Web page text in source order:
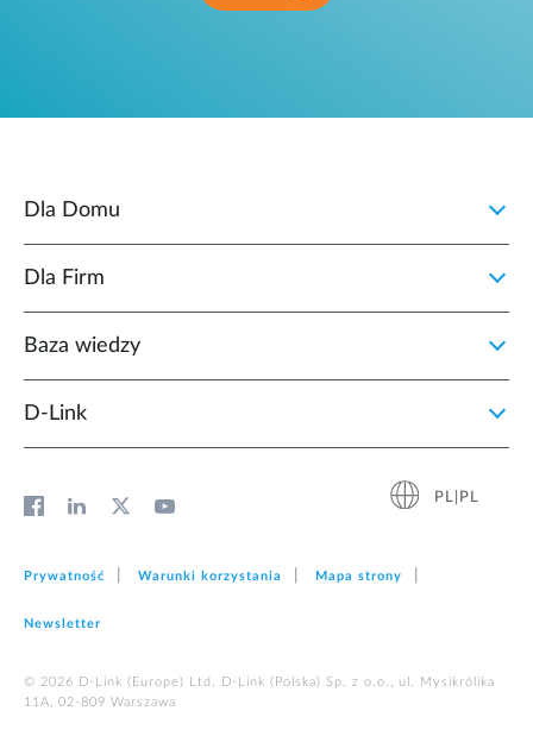
Dla Domu
Dla Firm
Baza wiedzy
D‑Link
PL|PL
Prywatność Warunki korzystania Mapa strony
Newsletter
© 2026 D‑Link (Europe) Ltd. D-Link (Polska) Sp. z o.o., ul. Mysikrólika
11A, 02-809 Warszawa